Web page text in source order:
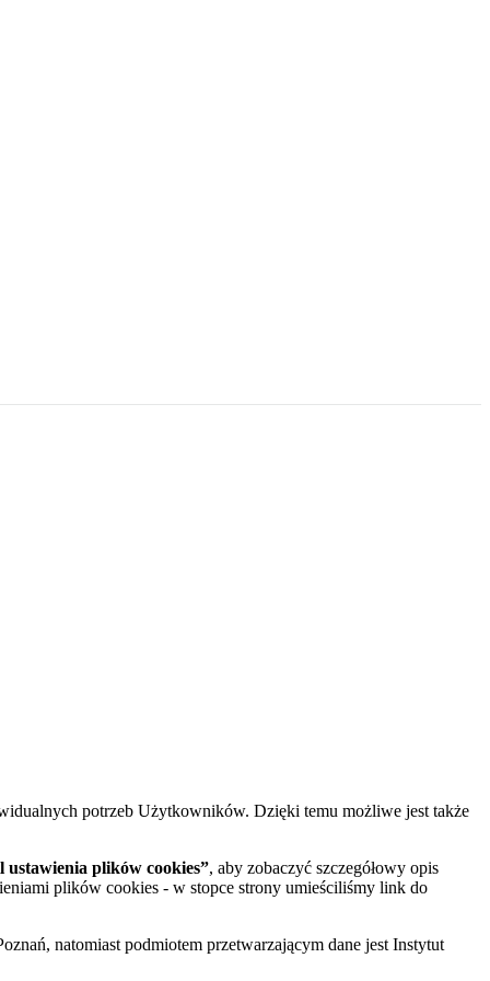
potrzeb Użytkowników. Dzięki temu możliwe jest także
ustawienia plików cookies”, aby zobaczyć szczegółowy opis
plików cookies - w stopce strony umieściliśmy link do
natomiast podmiotem przetwarzającym dane jest Instytut